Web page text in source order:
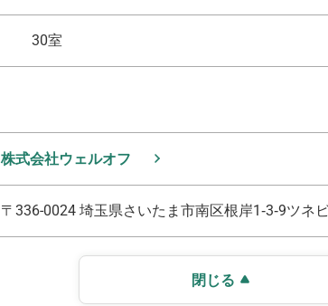
30室
株式会社ウェルオフ
〒 336-0024 埼玉県さいたま市南区根岸1‐3‐9ツネ
閉じる